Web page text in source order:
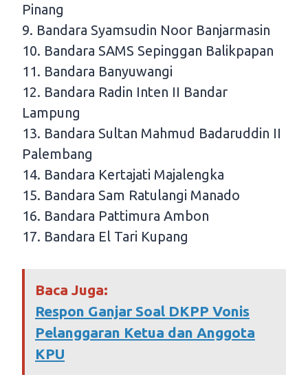
Pinang
9. Bandara Syamsudin Noor Banjarmasin
10. Bandara SAMS Sepinggan Balikpapan
11. Bandara Banyuwangi
12. Bandara Radin Inten II Bandar
Lampung
13. Bandara Sultan Mahmud Badaruddin II
Palembang
14. Bandara Kertajati Majalengka
15. Bandara Sam Ratulangi Manado
16. Bandara Pattimura Ambon
17. Bandara El Tari Kupang
Baca Juga:
Respon Ganjar Soal DKPP Vonis
Pelanggaran Ketua dan Anggota
KPU